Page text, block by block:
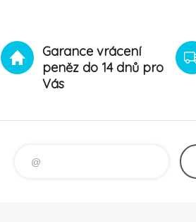
Garance vrácení
peněz do 14 dnů pro
Vás